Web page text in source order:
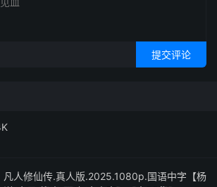
提交评论
凡人修仙传.真人版.2025.1080p.国语中字【杨